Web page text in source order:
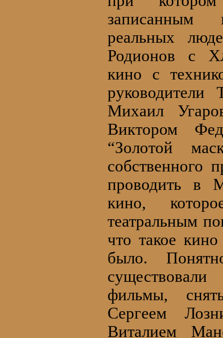
записанным
реальных
Родионов с
кино с
руководители
Михаил
Виктором
“Золотой
собственного
проводить в
кино,
театральным
что такое
было.
фильмы,
Сергеем
Виталием